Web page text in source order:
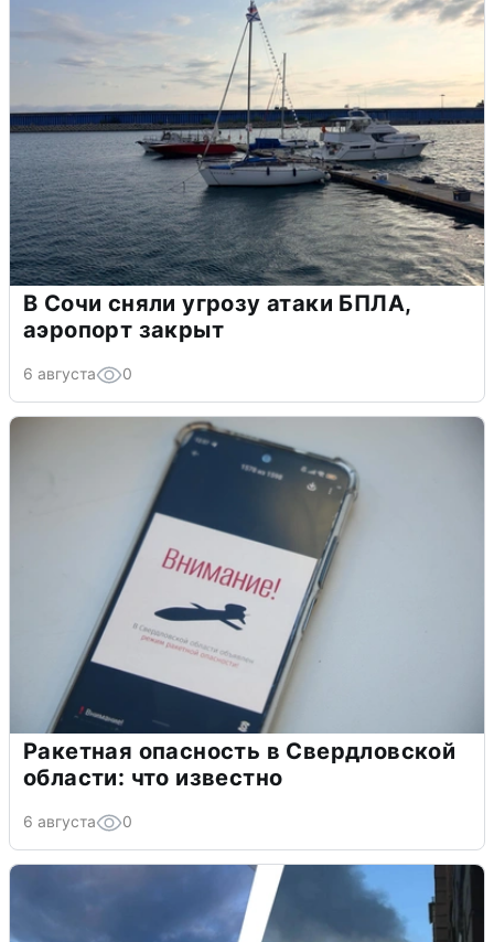
В Сочи сняли угрозу атаки БПЛА,
аэропорт закрыт
6 августа 0
Ракетная опасность в Свердловской
области: что известно
6 августа 0